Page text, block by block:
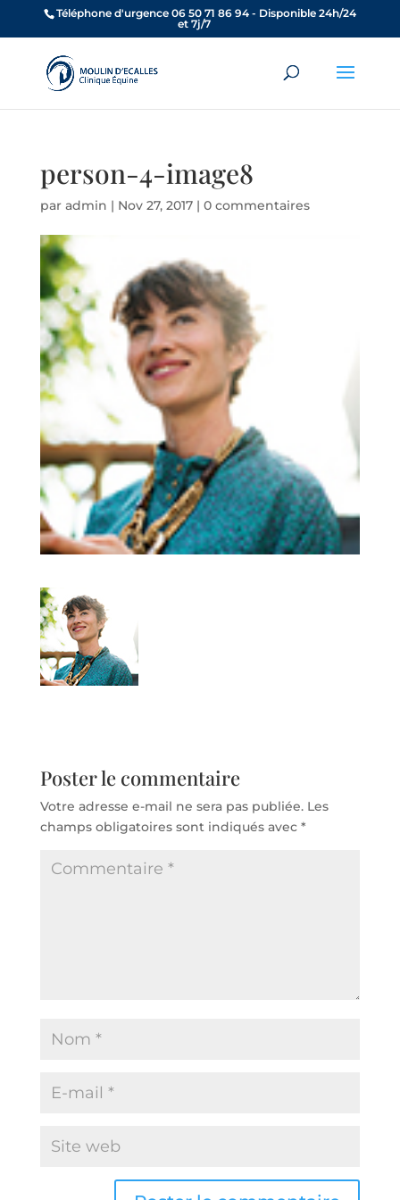
Téléphone d'urgence 06 50 71 86 94 - Disponible 24h/24
et 7j/7
person-4-image8
par admin | Nov 27, 2017| 0 commentaires
Poster le commentaire
Votre adresse e-mail ne sera pas publiée. Les
champs obligatoires sont indiqués avec *